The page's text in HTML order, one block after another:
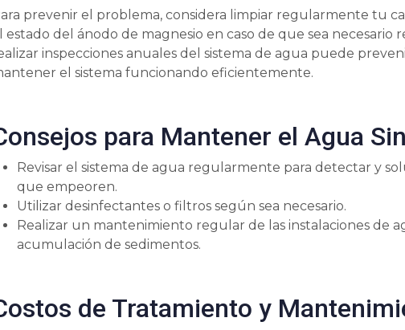
prevenir el problema, considera limpiar regularmente tu
estado del ánodo de magnesio en caso de que sea necesario
inspecciones anuales del sistema de agua puede
el sistema funcionando eficientemente.
para Mantener el Agua
Revisar el sistema de agua regularmente para detectar y
que empeoren.
Utilizar desinfectantes o filtros según sea necesario.
Realizar un mantenimiento regular de las instalaciones de
acumulación de sedimentos.
de Tratamiento y